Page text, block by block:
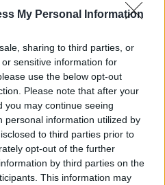
My Personal Information
sharing to third parties, or
sensitive information for
use the below opt-out
Please note that after your
you may continue seeing
personal information utilized by
to third parties prior to
opt-out of the further
by third parties on the
This information may
hihetetlennek tűnik
alapján, itt viszont
sérüléseibe.
a Tesla Model X sofőrje az
ezt követően a jármű
megelőzően, hogy két
egyelőre nem tisztázott, hogy
a Tesla Autopilot funkciója be
a balesetet követően
hogy...